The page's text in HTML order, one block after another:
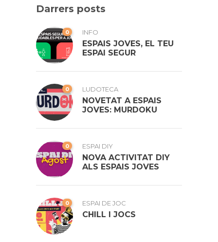
Darrers posts
0 INFO
ESPAIS JOVES, EL TEU
ESPAI SEGUR
0 LUDOTECA
NOVETAT A ESPAIS
JOVES: MURDOKU
0 ESPAI DIY
NOVA ACTIVITAT DIY
ALS ESPAIS JOVES
0 ESPAI DE JOC
CHILL I JOCS